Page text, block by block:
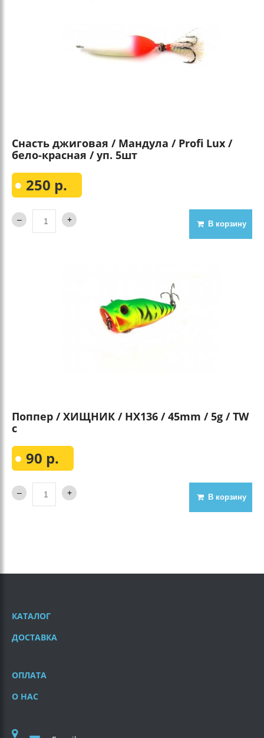
Снасть джиговая / Мандула / Profi Lux /
бело-красная / уп. 5шт
250 р.
В корзину
Поппер / ХИЩНИК / HX136 / 45mm / 5g / TW
c
90 р.
В корзину
КАТАЛОГ
ДОСТАВКА
ОПЛАТА
О НАС